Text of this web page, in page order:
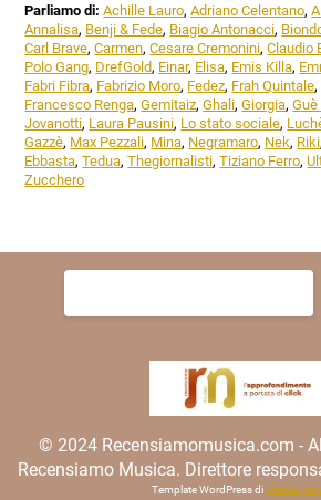
Parliamo di:Achille Lauro,Adriano Celentano,
Annalisa, Benji & Fede, Biagio Antonacci,
Carl Brave,Carmen,Cesare Cremonini,Claudio
Polo Gang, DrefGold, Einar, Elisa, Emis Killa,
Fabri Fibra, Fabrizio Moro, Fedez, Frah Quintale,
Francesco Renga,Gemitaiz,Ghali,Giorgia,
Jovanotti, Laura Pausini, Lo stato sociale,
Gazzè, Max Pezzali, Mina, Negramaro, Nek, Riki
Ebbasta,Tedua,Thegiornalisti,Tiziano Ferro,
Zucchero
Ricerca
© 2024 Recensiamomusica.com -
Recensiamo Musica. Direttore
Template WordPress di Matteo